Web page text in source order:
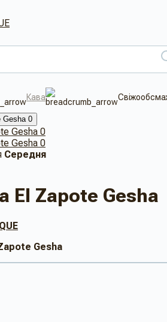
Кава
Середня
El Zapote Gesha
Gesha